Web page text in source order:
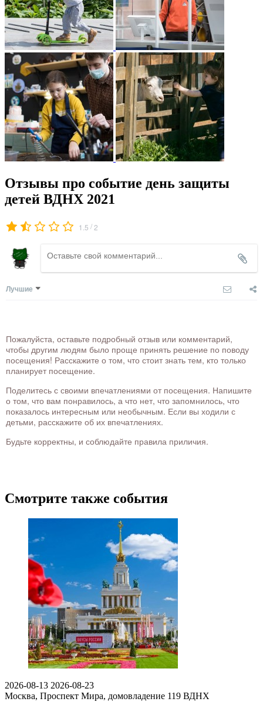
Отзывы про событие день защиты
детей ВДНХ 2021
1.5 /2
Лучшие
Пожалуйста, оставьте подробный отзыв или комментарий,
чтобы другим людям было проще принять решение по поводу
посещения! Расскажите о том, что стоит знать тем, кто только
планирует посещение.
Поделитесь с своими впечатлениями от посещения. Напишите
о том, что вам понравилось, а что нет, что запомнилось, что
показалось интересным или необычным. Если вы ходили с
детьми, расскажите об их впечатлениях.
Будьте корректны, и соблюдайте правила приличия.
Смотрите также события
2026-08-13 2026-08-23
Москва, Проспект Мира, домовладение 119 ВДНХ